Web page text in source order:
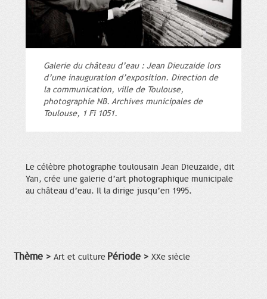
Galerie du château d’eau : Jean Dieuzaide lors
d’une inauguration d’exposition. Direction de
la communication, ville de Toulouse,
photographie NB. Archives municipales de
Toulouse, 1 Fi 1051.
Le célèbre photographe toulousain Jean Dieuzaide, dit
Yan, crée une galerie d’art photographique municipale
au château d’eau. Il la dirige jusqu’en 1995.
Thème > Art et culture Période > XXe siècle